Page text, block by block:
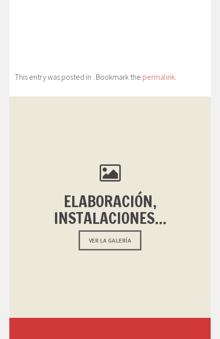
This entry was posted in . Bookmark the permalink
ELABORACIÓN,
INSTALACIONES...
VER LA GALERÍA